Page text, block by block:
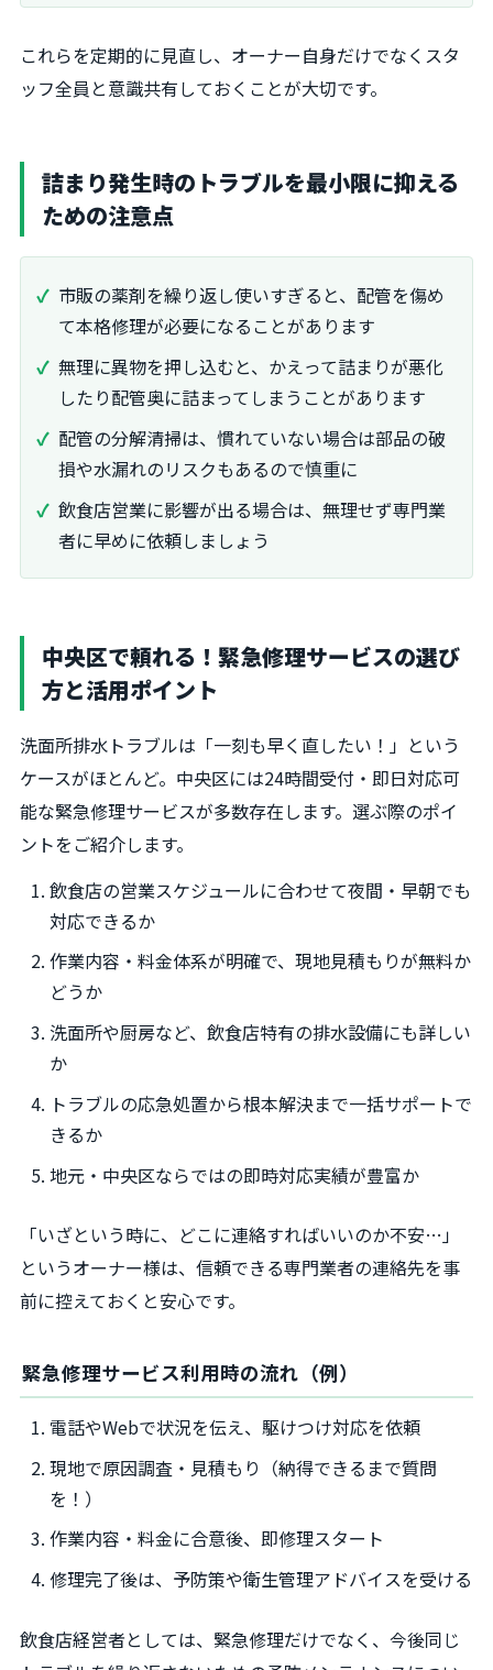
これらを定期的に見直し、オーナー自身だけでなくスタ
ッフ全員と意識共有しておくことが大切です。
詰まり発生時のトラブルを最小限に抑える
ための注意点
市販の薬剤を繰り返し使いすぎると、配管を傷め
て本格修理が必要になることがあります
無理に異物を押し込むと、かえって詰まりが悪化
したり配管奥に詰まってしまうことがあります
配管の分解清掃は、慣れていない場合は部品の破
損や水漏れのリスクもあるので慎重に
飲食店営業に影響が出る場合は、無理せず専門業
者に早めに依頼しましょう
中央区で頼れる！緊急修理サービスの選び
方と活用ポイント
洗面所排水トラブルは「一刻も早く直したい！」という
ケースがほとんど。中央区には24時間受付・即日対応可
能な緊急修理サービスが多数存在します。選ぶ際のポイ
ントをご紹介します。
飲食店の営業スケジュールに合わせて夜間・早朝でも
対応できるか
作業内容・料金体系が明確で、現地見積もりが無料か
どうか
洗面所や厨房など、飲食店特有の排水設備にも詳しい
か
トラブルの応急処置から根本解決まで一括サポートで
きるか
地元・中央区ならではの即時対応実績が豊富か
「いざという時に、どこに連絡すればいいのか不安…」
というオーナー様は、信頼できる専門業者の連絡先を事
前に控えておくと安心です。
緊急修理サービス利用時の流れ（例）
電話やWebで状況を伝え、駆けつけ対応を依頼
現地で原因調査・見積もり（納得できるまで質問
を！）
作業内容・料金に合意後、即修理スタート
修理完了後は、予防策や衛生管理アドバイスを受ける
飲食店経営者としては、緊急修理だけでなく、今後同じ